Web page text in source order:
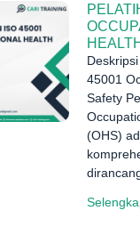
45001
Safety
(OHS)